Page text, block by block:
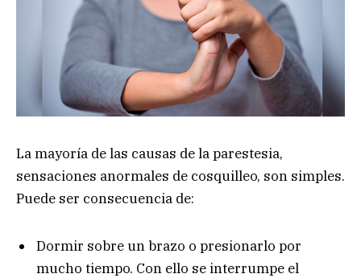
La mayoría de las causas de la parestesia,
sensaciones anormales de cosquilleo, son simples.
Puede ser consecuencia de:
Dormir sobre un brazo o presionarlo por
mucho tiempo. Con ello se interrumpe el